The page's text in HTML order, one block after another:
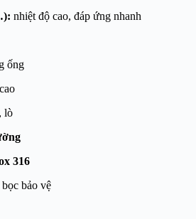
nhiệt độ cao, đáp ứng nhanh
ống
lò
316
bảo vệ